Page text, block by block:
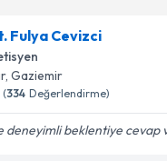
e-posta ile
Fulya Cevizci
, Gaziemir
(334 Değerlendirme)
deneyimli beklentiye cevap